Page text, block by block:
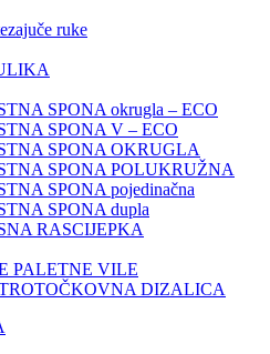
ruke
SPONA okrugla – ECO
SPONA V – ECO
SPONA OKRUGLA
SPONA POLUKRUŽNA
SPONA pojedinačna
SPONA dupla
RASCIJEPKA
PALETNE VILE
DIZALICA